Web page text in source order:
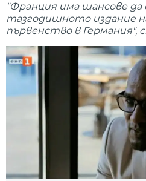
"Франция има шансове да
тазгодишното издание
първенство в Германия",